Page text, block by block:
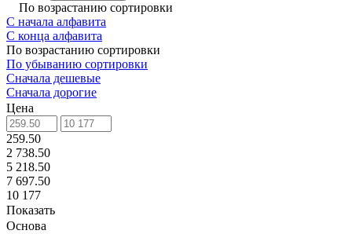
По возрастанию сортировки
С начала алфавита
С конца алфавита
По возрастанию сортировки
По убыванию сортировки
Сначала дешевые
Сначала дорогие
Цена
259.50
2 738.50
5 218.50
7 697.50
10 177
Показать
Основа